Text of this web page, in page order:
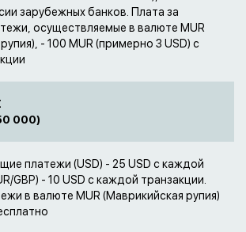
зарубежных банков. Плата за
осуществляемые в валюте MUR
- 100 MUR (примерно 3 USD) с
000)
платежи (USD) - 25 USD с каждой
GBP) - 10 USD с каждой транзакции.
в валюте MUR (Маврикийская рупия)